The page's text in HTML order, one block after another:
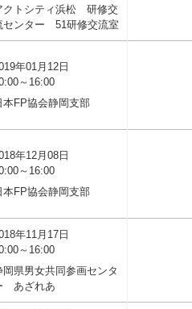
クトシティ浜松 研修交
センター 51研修交流室
年01月12日
～16:00
本FP協会静岡支部
年12月08日
～16:00
本FP協会静岡支部
年11月17日
～16:00
岡県男女共同参画センタ
あざれあ